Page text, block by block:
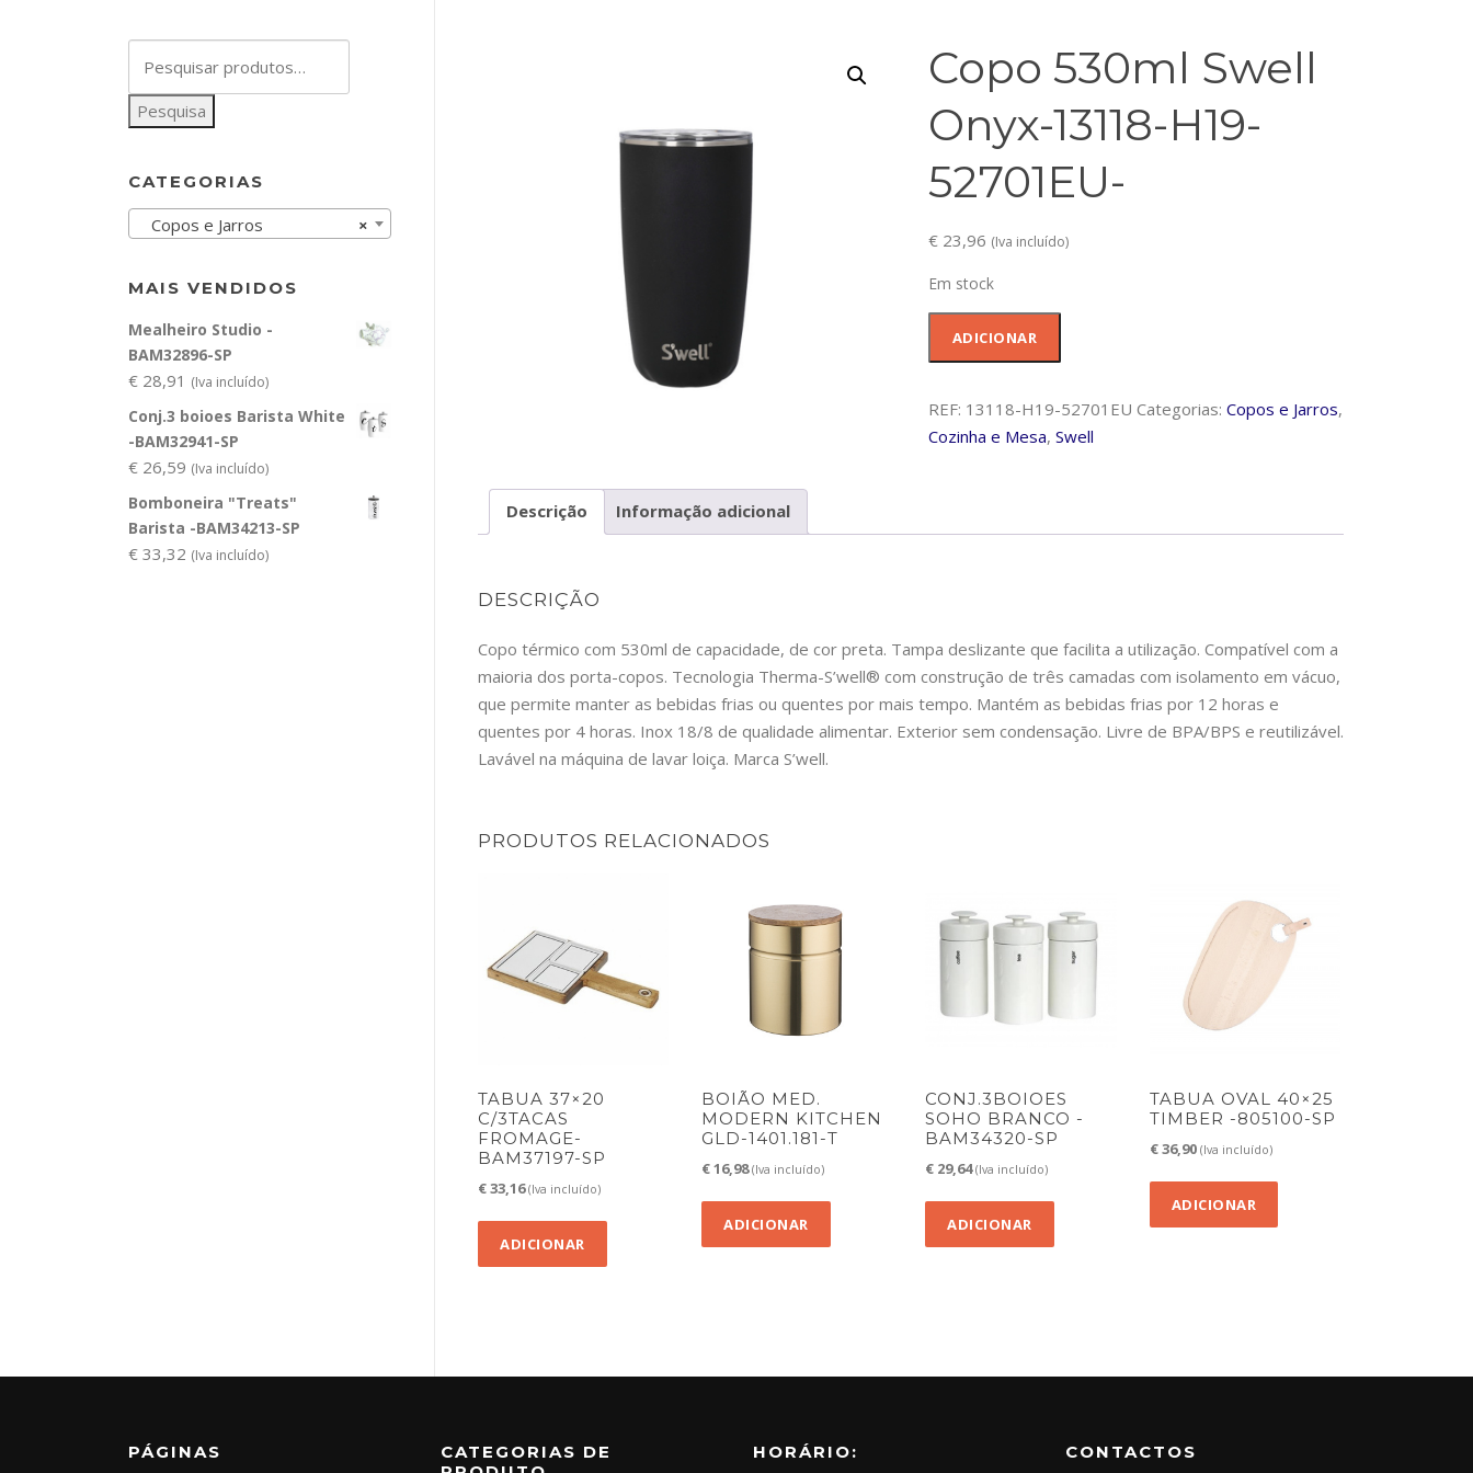
Copo 530ml Swell
Onyx-13118-H19-
52701EU-
€23,96 (Iva incluído)
Em stock
530ml
Swell
ADICIONAR
REF: 13118-H19-52701EU Categorias: Copos e Jarros,
Cozinha e Mesa, Swell
Descrição Informação adicional
DESCRIÇÃO
Copo térmico com 530ml de capacidade, de cor preta. Tampa deslizante que facilita a utilização. Compatível com a
maioria dos porta-copos. Tecnologia Therma-S’well® com construção de três camadas com isolamento em vácuo,
que permite manter as bebidas frias ou quentes por mais tempo. Mantém as bebidas frias por 12 horas e
quentes por 4 horas. Inox 18/8 de qualidade alimentar. Exterior sem condensação. Livre de BPA/BPS e reutilizável.
Lavável na máquina de lavar loiça. Marca S’well.
PRODUTOS RELACIONADOS
TABUA 37×20
C/3TACAS
FROMAGE-
BAM37197-SP
€33,16 (Iva incluído)
ADICIONAR
BOIÃO MED.
MODERN KITCHEN
GLD-1401.181-T
€16,98 (Iva incluído)
ADICIONAR
CONJ.3BOIOES
SOHO BRANCO -
BAM34320-SP
€ 29,64 (Iva incluído)
ADICIONAR
TABUA OVAL 40×25
TIMBER -805100-SP
€36,90 (Iva incluído)
ADICIONAR
por:
Pesquisa
CATEGORIAS
×
Copos e Jarros
MAIS VENDIDOS
Mealheiro Studio -
BAM32896-SP
€ 28,91 (Iva incluído)
Conj.3 boioes Barista White
-BAM32941-SP
€ 26,59 (Iva incluído)
Bomboneira "Treats"
Barista -BAM34213-SP
€ 33,32 (Iva incluído)
PÁGINAS
CATEGORIAS DE
HORÁRIO: CONTACTOS